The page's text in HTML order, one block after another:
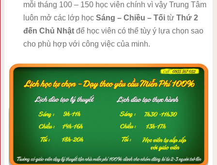
mỗi tháng 100 – 150 học viên chính vì vậy Trung Tâm
luôn mở các lớp học Sáng – Chiều – Tốitừ Thứ 2
đến Chủ Nhậtđể học viên có thể tùy ý lựa chọn sao
cho phù hợp với công việc của minh.